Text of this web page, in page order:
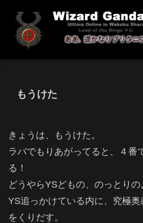
もうけた
きょうは、もうけた。
ラバでもりあがってると、４番
る！
どうやらYSどもの、のっとり
YS追っかけている内に、究極奥
をくりだす。